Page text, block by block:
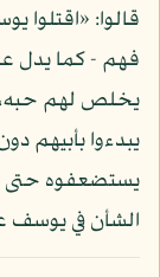
قالوا:
فهم - كما يدل
يخلص لهم حبه،
يبدءوا بأبيهم
يستضعفوه حتى
الشأن في يوسف